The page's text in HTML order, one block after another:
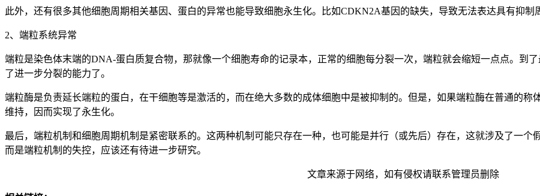
此外，还有很多其他细胞周期相关基因、蛋白的异常也能导致细胞永生化。比如CDKN2A基因的缺失，导致无法表达具有抑制
2、端粒系统异常
端粒是染色体末端的DNA-蛋白质复合物，那就像一个细胞寿命的记录本，正常的细胞每分裂一次，端粒就会缩短一点点。到
了进一步分裂的能力了。
端粒酶是负责延长端粒的蛋白，在干细胞等是激活的，而在绝大多数的成体细胞中是被抑制的。但是，如果端粒酶在普通的
维持，因而实现了永生化。
最后，端粒机制和细胞周期机制是紧密联系的。这两种机制可能只存在一种，也可能是并行（或先后）存在，这就涉及了一
而是端粒机制的失控，应该还有待进一步研究。
文章来源于网络，如有侵权请联系管理员删除